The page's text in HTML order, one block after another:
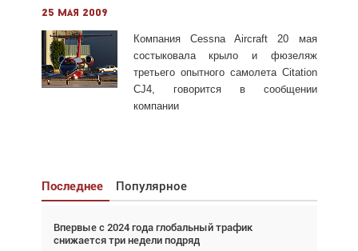
25 мая 2009
Компания Cessna Aircraft 20 мая
состыковала крыло и фюзеляж
третьего опытного самолета Citation
CJ4, говорится в сообщении
компании
Последнее Популярное
Впервые с 2024 года глобальный трафик
снижается три недели подряд
Взгляд с высоты: тандем вертолётов и БПЛА в
спасательных операциях